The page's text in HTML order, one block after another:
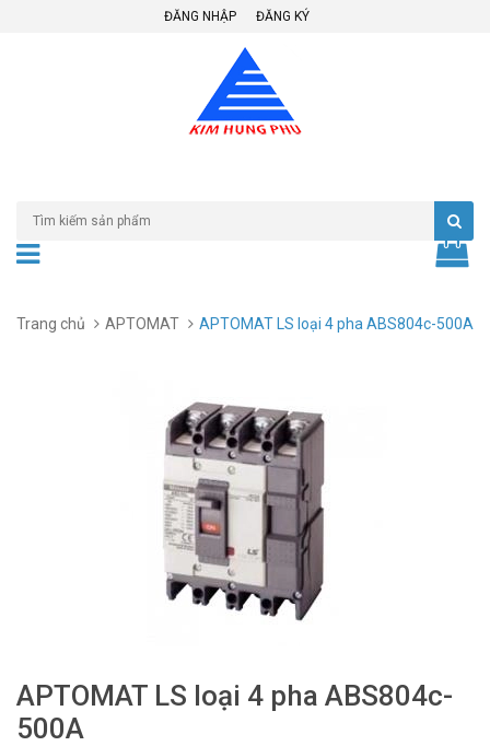
ĐĂNG NHẬP ĐĂNG KÝ
Trang chủ APTOMAT APTOMAT LS loại 4 pha ABS804c-500A
APTOMAT LS loại 4 pha ABS804c-
500A